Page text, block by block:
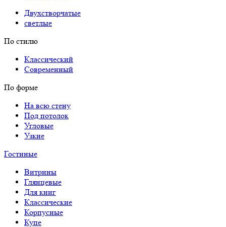
Двухстворчатые
светлые
По стилю
Классический
Современный
По форме
На всю стену
Под потолок
Угловые
Узкие
Гостиные
Витрины
Глянцевые
Для книг
Классические
Корпусные
Купе